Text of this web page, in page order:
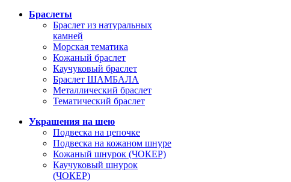
Браслеты
Браслет из натуральных
камней
Морская тематика
Кожаный браслет
Каучуковый браслет
Браслет ШАМБАЛА
Металлический браслет
Тематический браслет
Украшения на шею
Подвеска на цепочке
Подвеска на кожаном шнуре
Кожаный шнурок (ЧОКЕР)
Каучуковый шнурок
(ЧОКЕР)